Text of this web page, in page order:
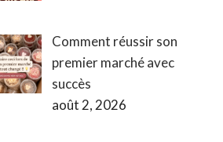
Comment réussir son
premier marché avec
succès
août 2, 2026